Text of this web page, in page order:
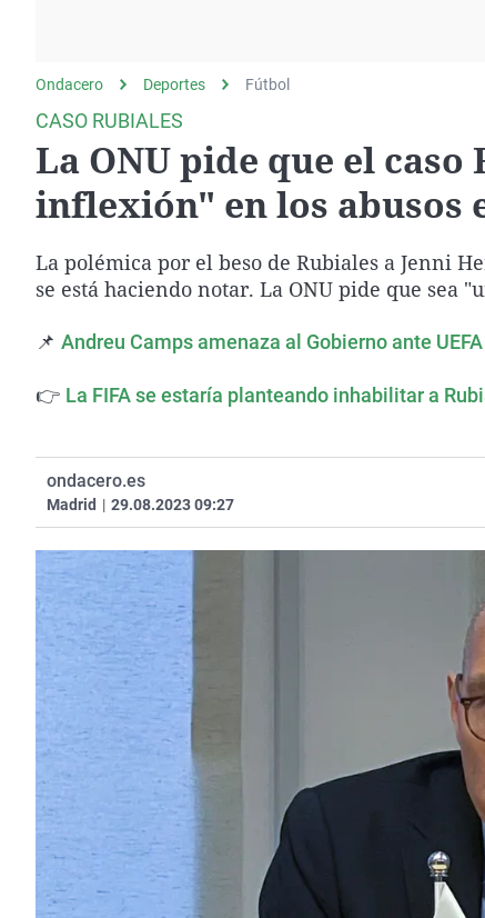
Como el perro y el
País Vasco
Ondacero Deportes Fútbol
CASO RUBIALES
La ONU pide que el
inflexión" en los abusos
La polémica por el beso de Rubiales a Jenni
se está haciendo notar. La ONU pide que sea
📌 Andreu Camps amenaza al Gobierno ante
👉 La FIFA se estaría planteando inhabilitar a
ondacero.es
Madrid | 29.08.2023 09:27